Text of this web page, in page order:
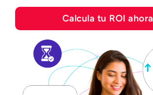
Calcula tu ROI ahora